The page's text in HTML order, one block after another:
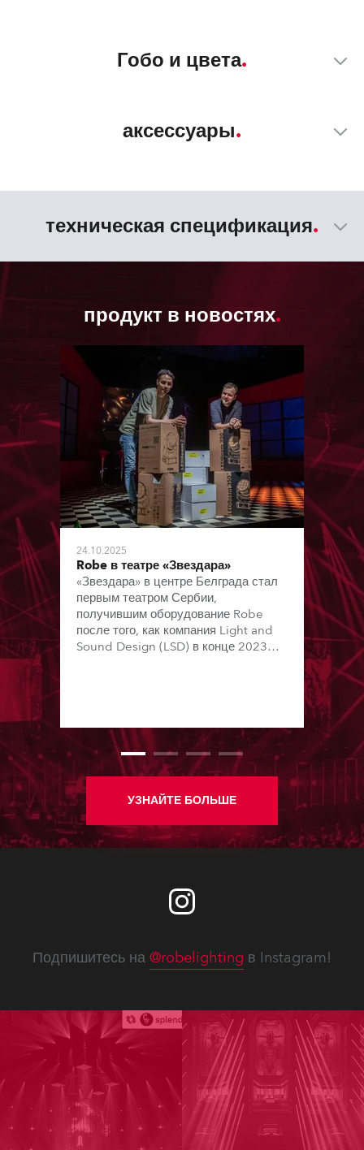
Гобо и цвета
аксессуары
техническая спецификация
продукт в новостях
24.10.2025
Robe в театре «Звездара»
«Звездара» в центре Белграда стал
первым театром Сербии,
получившим оборудование Robe
после того, как компания Light and
Sound Design (LSD) в конце 2023
УЗНАЙТЕ БОЛЬШЕ
Подпишитесь на @robelighting в Instagram!